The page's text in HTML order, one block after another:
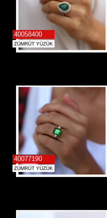
40058400
ZÜMRÜT YÜZÜK
40077190
ZÜMRÜT YÜZÜK